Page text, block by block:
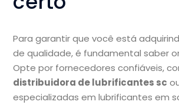
Para garantir que você está
de qualidade, é fundamental saber
Opte por fornecedores confiáveis,
distribuidora de lubrificantes sc
especializadas em lubrificantes em